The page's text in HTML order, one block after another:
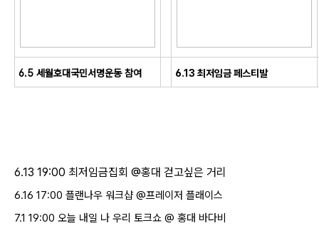
6.5 세월호대국민서명운동 참여 6.13 최저임금 페스티발
6.13 19:00 최저임금집회 @홍대 걷고싶은 거리
6.16 17:00 플랜나우 워크샵 @프레이저 플래이스
7.1 19:00 오늘 내일 나 우리 토크쇼 @ 홍대 바다비